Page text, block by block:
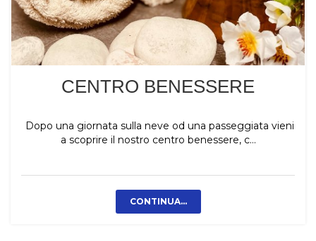
CENTRO BENESSERE
Dopo una giornata sulla neve od una passeggiata vieni
a scoprire il nostro centro benessere, c...
CONTINUA...